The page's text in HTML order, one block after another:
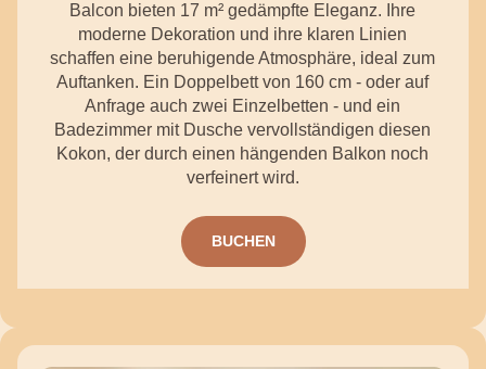
Balcon bieten 17 m² gedämpfte Eleganz. Ihre
moderne Dekoration und ihre klaren Linien
schaffen eine beruhigende Atmosphäre, ideal zum
Auftanken. Ein Doppelbett von 160 cm - oder auf
Anfrage auch zwei Einzelbetten - und ein
Badezimmer mit Dusche vervollständigen diesen
Kokon, der durch einen hängenden Balkon noch
verfeinert wird.
BUCHEN